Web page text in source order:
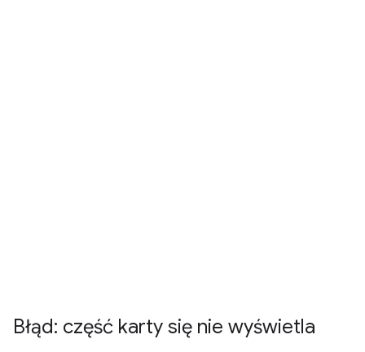
Błąd: część karty się nie wyświetla